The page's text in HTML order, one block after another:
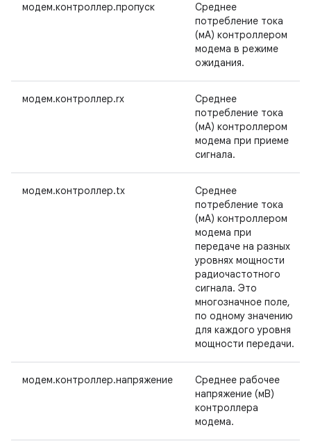
модем.контроллер.пропуск
Среднее
потребление тока
(мА) контроллером
модема в режиме
ожидания.
модем.контроллер.rx
Среднее
потребление тока
(мА) контроллером
модема при приеме
сигнала.
модем.контроллер.tx
Среднее
потребление тока
(мА) контроллером
модема при
передаче на разных
уровнях мощности
радиочастотного
сигнала. Это
многозначное поле,
по одному значению
для каждого уровня
мощности передачи.
модем.контроллер.напряжение
Среднее рабочее
напряжение (мВ)
контроллера
модема.